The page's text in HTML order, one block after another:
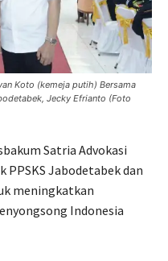
Koto (kemeja putih) Bersama
Jecky Efrianto (Foto
Satria Advokasi
PPSKS Jabodetabek dan
meningkatkan
Indonesia